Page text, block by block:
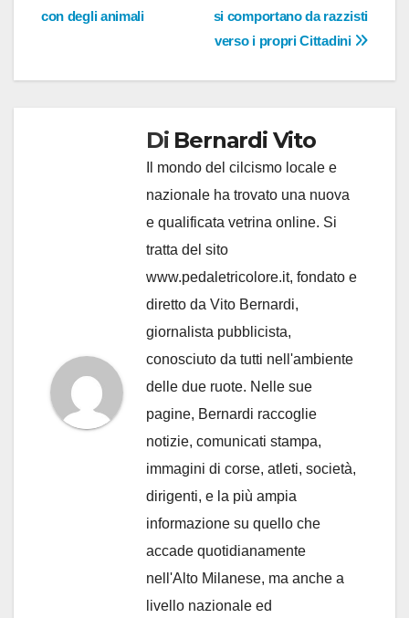
si comportano da razzisti
verso i propri Cittadini
con degli animali
Di Bernardi Vito
Il mondo del cilcismo locale e
nazionale ha trovato una nuova
e qualificata vetrina online. Si
tratta del sito
www.pedaletricolore.it, fondato e
diretto da Vito Bernardi,
giornalista pubblicista,
conosciuto da tutti nell'ambiente
delle due ruote. Nelle sue
pagine, Bernardi raccoglie
notizie, comunicati stampa,
immagini di corse, atleti, società,
dirigenti, e la più ampia
informazione su quello che
accade quotidianamente
nell'Alto Milanese, ma anche a
livello nazionale ed